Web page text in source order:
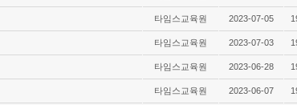
타임스교육원 2023-07-05
타임스교육원 2023-07-03
타임스교육원 2023-06-28
타임스교육원 2023-06-07